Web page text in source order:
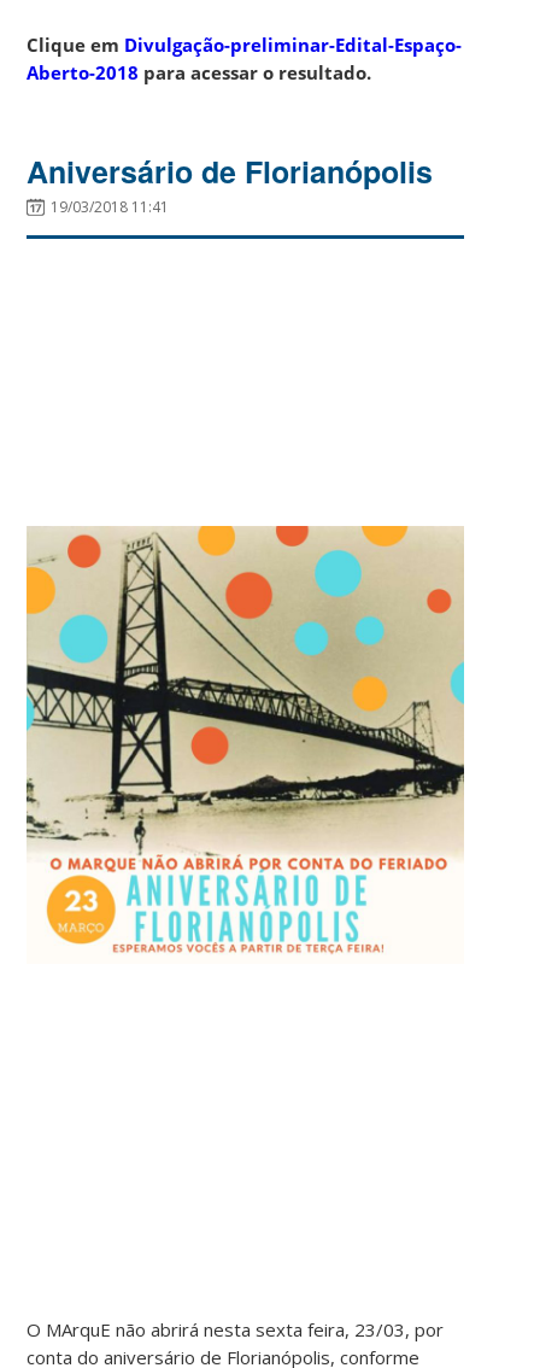
Clique em Divulgação-preliminar-Edital-Espaço-
Aberto-2018 para acessar o resultado.
Aniversário de Florianópolis
19/03/2018 11:41
O MArquE não abrirá nesta sexta feira, 23/03, por
conta do aniversário de Florianópolis, conforme